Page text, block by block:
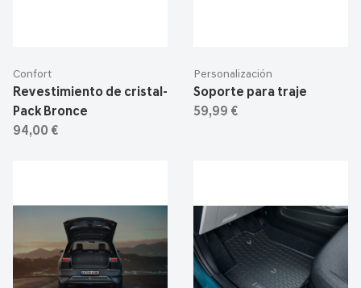
Confort
Revestimiento de cristal-
Pack Bronce
94,00 €
Personalización
Soporte para traje
59,99 €